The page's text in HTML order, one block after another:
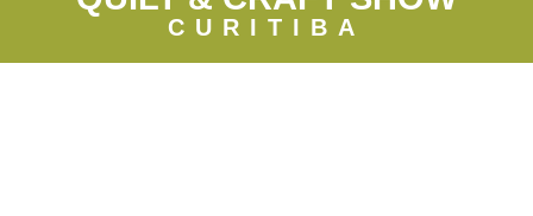
CURITIBA